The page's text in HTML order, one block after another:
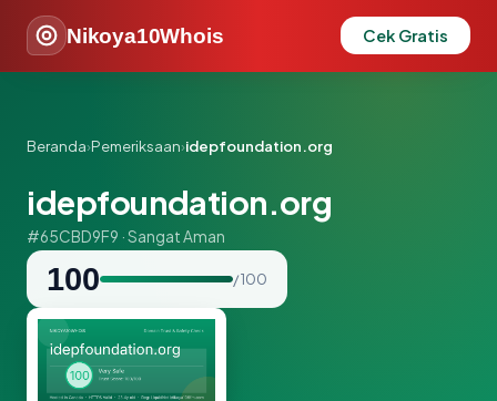
Nikoya10Whois Cek Gratis
Beranda›Pemeriksaan›idepfoundation.org
idepfoundation.org
#65CBD9F9 · Sangat Aman
100 / 100